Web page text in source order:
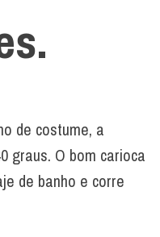
de costume, a
graus. O bom carioca
de banho e corre